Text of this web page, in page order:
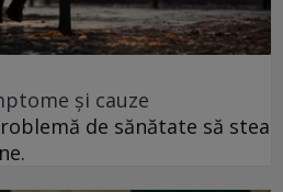
și cauze
de sănătate să stea